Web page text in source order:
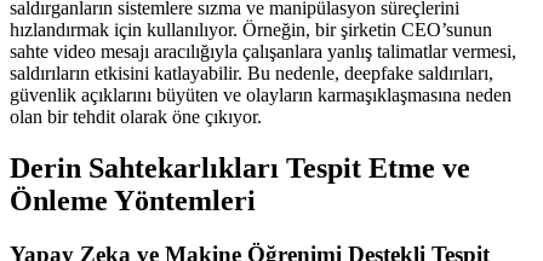
saldırganların sistemlere sızma ve manipülasyon süreçlerini
hızlandırmak için kullanılıyor. Örneğin, bir şirketin CEO’sunun
sahte video mesajı aracılığıyla çalışanlara yanlış talimatlar vermesi,
saldırıların etkisini katlayabilir. Bu nedenle, deepfake saldırıları,
güvenlik açıklarını büyüten ve olayların karmaşıklaşmasına neden
olan bir tehdit olarak öne çıkıyor.
Derin Sahtekarlıkları Tespit Etme ve
Önleme Yöntemleri
Yapay Zeka ve Makine Öğrenimi Destekli Tespit